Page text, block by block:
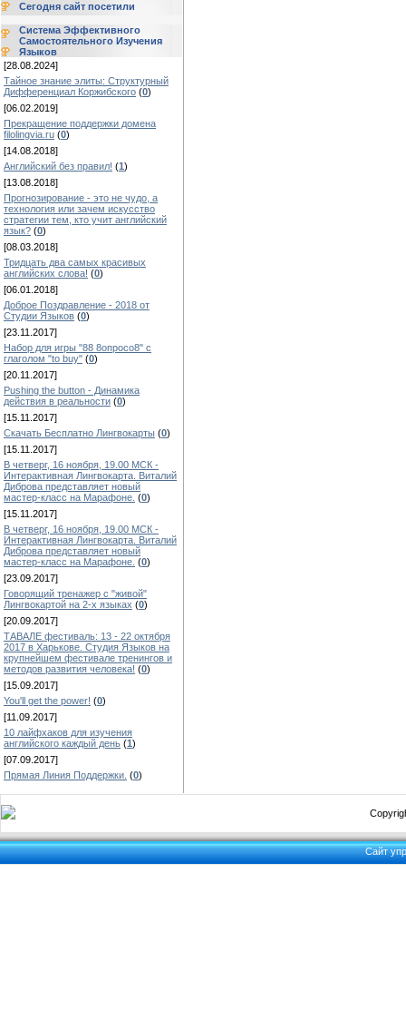
Сегодня сайт посетили
Система Эффективного
Самостоятельного Изучения
Языков
[28.08.2024]
Тайное знание элиты: Структурный
Дифференциал Коржибского (0)
[06.02.2019]
Прекращение поддержки домена
filolingvia.ru (0)
[14.08.2018]
Английский без правил! (1)
[13.08.2018]
Прогнозирование - это не чудо, а
технология или зачем искусство
стратегии тем, кто учит английский
язык? (0)
[08.03.2018]
Тридцать два самых красивых
английских слова! (0)
[06.01.2018]
Доброе Поздравление - 2018 от
Студии Языков (0)
[23.11.2017]
Набор для игры "88 8опросо8" с
глаголом "to buy" (0)
[20.11.2017]
Pushing the button - Динамика
действия в реальности (0)
[15.11.2017]
Скачать Бесплатно Лингвокарты (0)
[15.11.2017]
В четверг, 16 ноября, 19.00 МСК -
Интерактивная Лингвокарта. Виталий
Диброва представляет новый
мастер-класс на Марафоне. (0)
[15.11.2017]
В четверг, 16 ноября, 19.00 МСК -
Интерактивная Лингвокарта. Виталий
Диброва представляет новый
мастер-класс на Марафоне. (0)
[23.09.2017]
Говорящий тренажер с "живой"
Лингвокартой на 2-х языках (0)
[20.09.2017]
ТАВАЛЕ фестиваль: 13 - 22 октября
2017 в Харькове. Студия Языков на
крупнейшем фестивале тренингов и
методов развития человека! (0)
[15.09.2017]
You'll get the power! (0)
[11.09.2017]
10 лайфхаков для изучения
английского каждый день (1)
[07.09.2017]
Прямая Линия Поддержки. (0)
Сайт